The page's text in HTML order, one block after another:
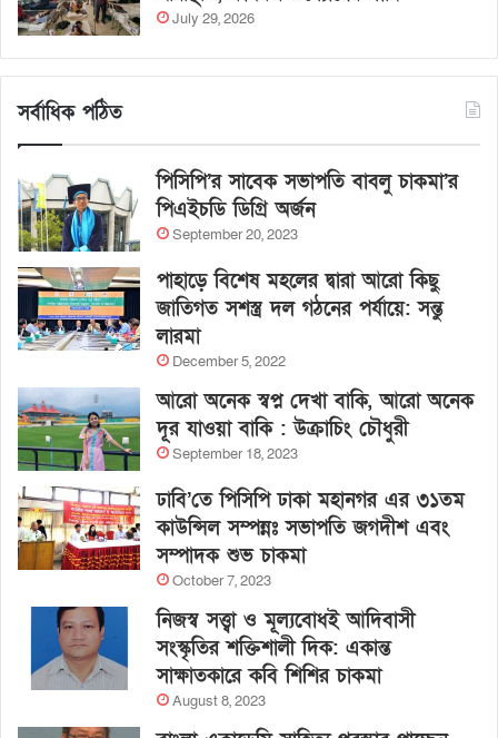
July 29, 2026
সর্বাধিক পঠিত
পিসিপি’র সাবেক সভাপতি বাবলু চাকমা’র
পিএইচডি ডিগ্রি অর্জন
September 20, 2023
পাহাড়ে বিশেষ মহলের দ্বারা আরো কিছু
জাতিগত সশস্ত্র দল গঠনের পর্যায়ে: সন্তু
লারমা
December 5, 2022
আরো অনেক স্বপ্ন দেখা বাকি, আরো অনেক
দূর যাওয়া বাকি : উক্রাচিং চৌধুরী
September 18, 2023
ঢাবি’তে পিসিপি ঢাকা মহানগর এর ৩১তম
কাউন্সিল সম্পন্নঃ সভাপতি জগদীশ এবং
সম্পাদক শুভ চাকমা
October 7, 2023
নিজস্ব সত্ত্বা ও মূল্যবোধই আদিবাসী
সংস্কৃতির শক্তিশালী দিক: একান্ত
সাক্ষাতকারে কবি শিশির চাকমা
August 8, 2023